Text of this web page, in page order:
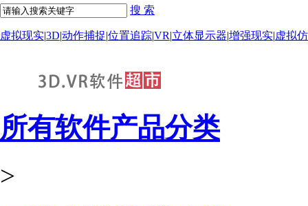
搜 索
虚拟现实|3D|动作捕捉|位置追踪|VR|立体显示器|增强现实|虚拟
所有软件产品分类
>